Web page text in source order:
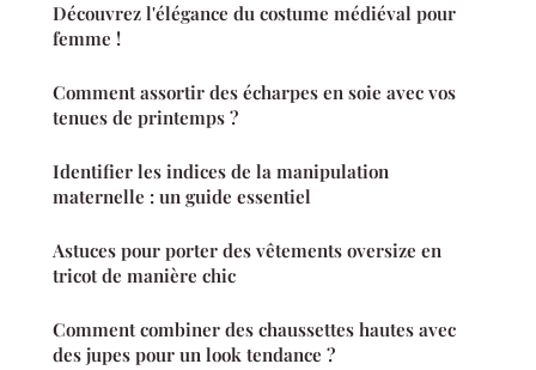
Découvrez l'élégance du costume médiéval pour
femme !
Comment assortir des écharpes en soie avec vos
tenues de printemps ?
Identifier les indices de la manipulation
maternelle : un guide essentiel
Astuces pour porter des vêtements oversize en
tricot de manière chic
Comment combiner des chaussettes hautes avec
des jupes pour un look tendance ?